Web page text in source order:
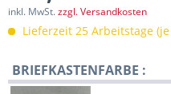
inkl. MwSt.zzgl. Versandkosten
Lieferzeit 25 Arbeitstage
BRIEFKASTENFARBE :